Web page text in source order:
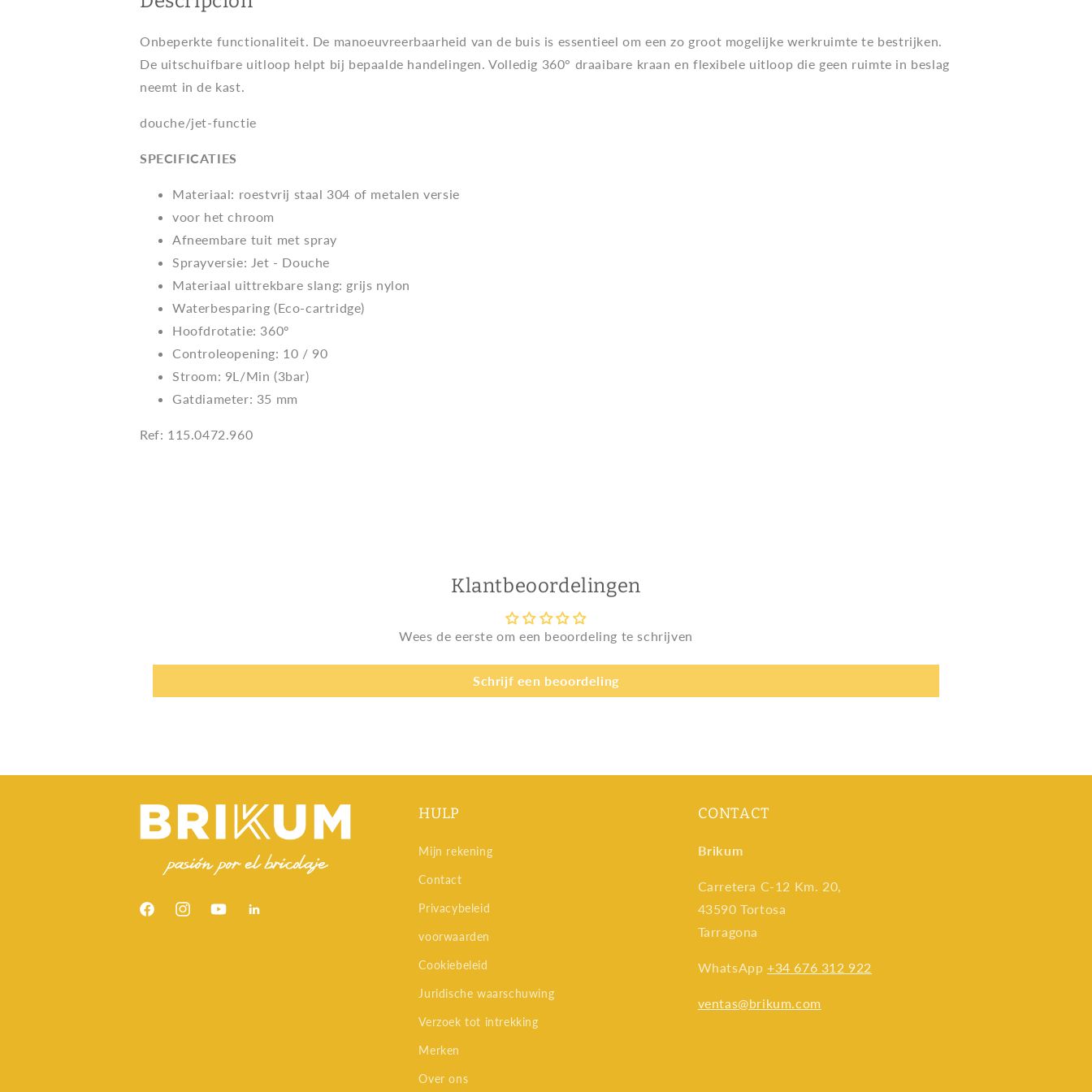
Onbeperkte functionaliteit. De manoeuvreerbaarheid van de buis is essentieel om een zo groot mogelijke werkruimte te bestrijken.
De uitschuifbare uitloop helpt bij bepaalde handelingen. Volledig 360° draaibare kraan en flexibele uitloop die geen ruimte in beslag
neemt in de kast.
douche/jet-functie
SPECIFICATIES
Materiaal: roestvrij staal 304 of metalen versie
voor het chroom
Afneembare tuit met spray
Sprayversie: Jet - Douche
Materiaal uittrekbare slang: grijs nylon
Waterbesparing (Eco-cartridge)
Hoofdrotatie: 360º
Controleopening: 10 / 90
Stroom: 9L/Min (3bar)
Gatdiameter: 35 mm
Ref: 115.0472.960
Klantbeoordelingen
Wees de eerste om een beoordeling te schrijven
Schrijf een beoordeling
FacebookInstagramYouTubeSnapchat
HULP
Mijn rekening
Contact
Privacybeleid
voorwaarden
Cookiebeleid
Juridische waarschuwing
Verzoek tot intrekking
Merken
Over ons
CONTACT
Brikum
Carretera C-12 Km. 20,
43590 Tortosa
Tarragona
WhatsApp+34 676 312 922
ventas@brikum.com